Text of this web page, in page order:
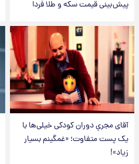
پیش‌بینی قیمت سکه و طلا فردا
آقای مجریِ دوران کودکی خیلی‌ها با
یک پست متفاوت؛ «غمگینم بسیار
زیاد»!